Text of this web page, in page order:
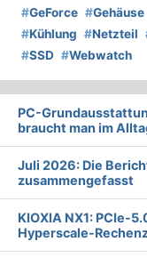
#GeForce #Gehäuse
#Kühlung #Netzteil
#SSD #Webwatch
PC-
braucht man im
Juli 2026: Die
zusammengefasst
KIOXIA NX1: PCIe-
Hyperscale-